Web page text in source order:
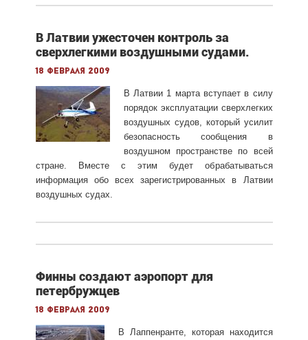
В Латвии ужесточен контроль за
сверхлегкими воздушными судами.
18 февраля 2009
В Латвии 1 марта вступает в силу
порядок эксплуатации сверхлегких
воздушных судов, который усилит
безопасность сообщения в
воздушном пространстве по всей
стране. Вместе с этим будет обрабатываться
информация обо всех зарегистрированных в Латвии
воздушных судах.
Финны создают аэропорт для
петербружцев
18 февраля 2009
В Лаппенранте, которая находится